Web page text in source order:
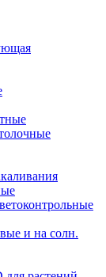
и на солн.